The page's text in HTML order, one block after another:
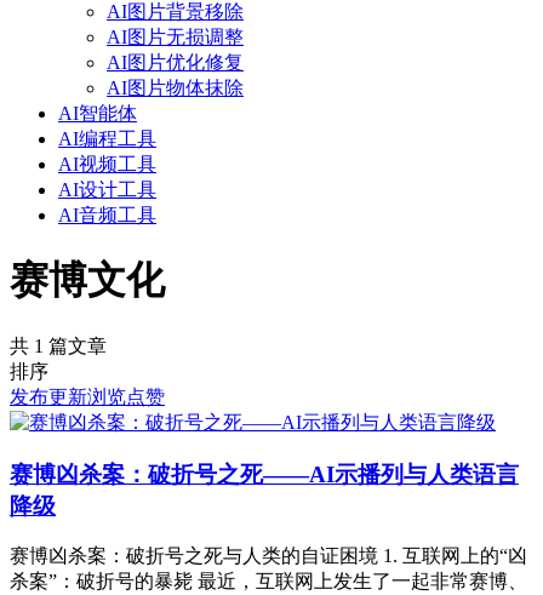
AI图片背景移除
AI图片无损调整
AI图片优化修复
AI图片物体抹除
AI智能体
AI编程工具
AI视频工具
AI设计工具
AI音频工具
赛博文化
共 1 篇文章
排序
发布更新浏览点赞
赛博凶杀案：破折号之死——AI示播列与人类语言
降级
赛博凶杀案：破折号之死与人类的自证困境 1. 互联网上的“凶
杀案”：破折号的暴毙 最近，互联网上发生了一起非常赛博、